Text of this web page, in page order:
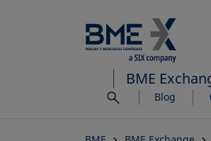
al
contenido
principal
BME
Blog